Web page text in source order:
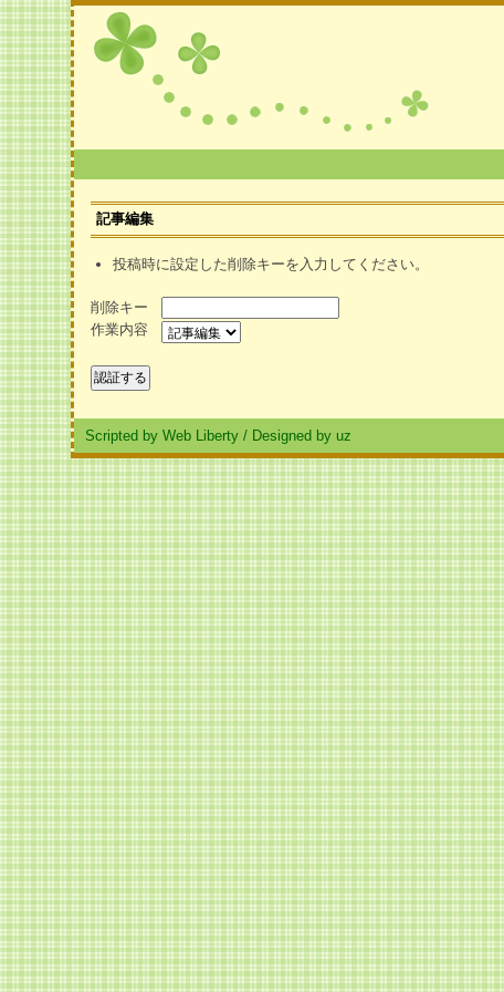
記事編集
投稿時に設定した削除キーを入力してください。
削除キー
作業内容
Scripted by Web Liberty / Designed by uz